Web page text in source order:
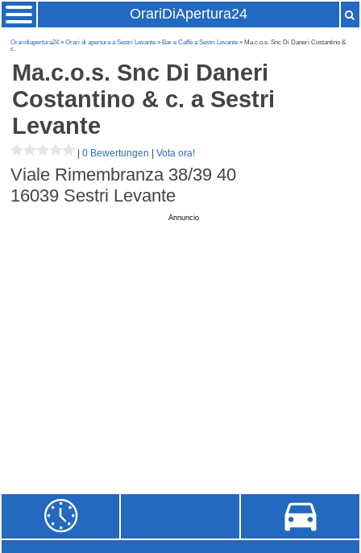
OrariDiApertura24
Oraridiapertura24»Orari di apertura a Sestri Levante » Bar e Caffè a Sestri Levante » Ma.c.o.s. Snc Di Daneri Costantino &
c.
Ma.c.o.s. Snc Di Daneri
Costantino & c. a Sestri
Levante
|0 Bewertungen |Vota ora!
Viale Rimembranza 38/39 40
16039 Sestri Levante
Annuncio